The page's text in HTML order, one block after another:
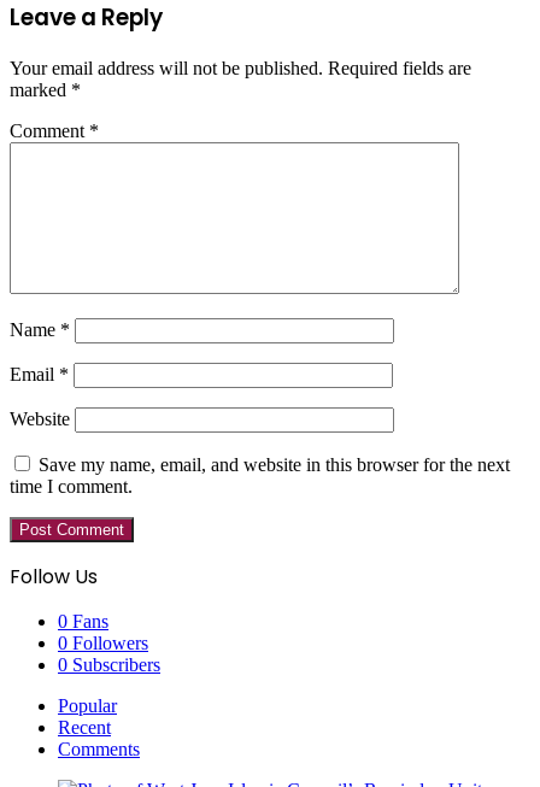
Leave a Reply
Your email address will not be published. Required fields are
marked *
Comment *
Name *
Email *
Website
Save my name, email, and website in this browser for the next
time I comment.
Follow Us
0 Fans
0 Followers
0 Subscribers
Popular
Recent
Comments